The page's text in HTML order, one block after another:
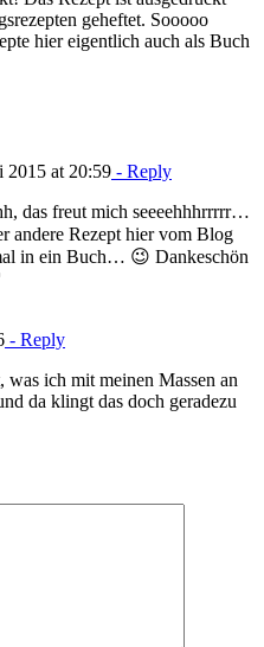
geheftet. Sooooo
hier eigentlich auch als Buch
2015 at 20:59 - Reply
das freut mich seeeehhhrrrrr…
andere Rezept hier vom Blog
in ein Buch… 😉 Dankeschön
- Reply
ich mit meinen Massen an
da klingt das doch geradezu